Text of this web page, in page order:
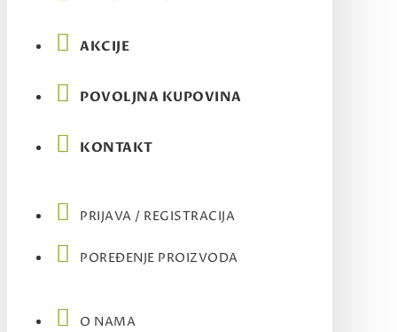
AKCIJE
POVOLJNA KUPOVINA
KONTAKT
PRIJAVA / REGISTRACIJA
POREĐENJE PROIZVODA
O NAMA